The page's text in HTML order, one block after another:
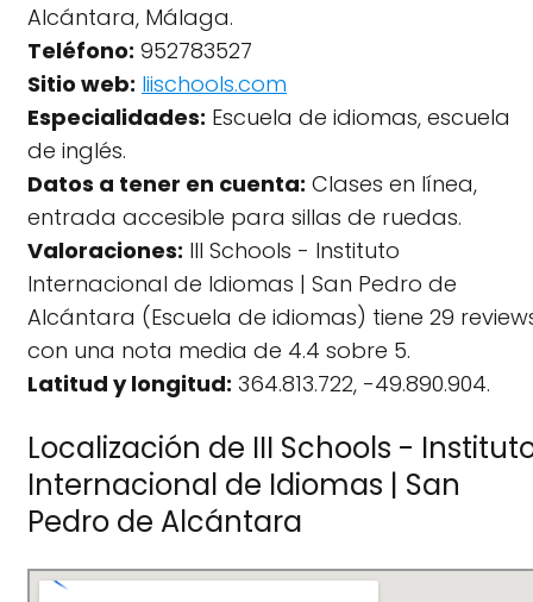
Alcántara, Málaga.
Teléfono: 952783527
Sitio web: Iiischools.com
Especialidades: Escuela de idiomas, escuela
de inglés.
Datos a tener en cuenta: Clases en línea,
entrada accesible para sillas de ruedas.
Valoraciones: III Schools - Instituto
Internacional de Idiomas | San Pedro de
Alcántara (Escuela de idiomas) tiene 29
con una nota media de 4.4 sobre 5.
Latitud y longitud: 364.813.722, -49.890.904.
Localización de III Schools -
Internacional de Idiomas | San
Pedro de Alcántara